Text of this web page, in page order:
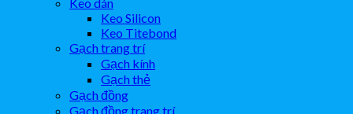
Keo Silicon
Keo Titebond
Gạch trang trí
Gạch kính
Gạch thẻ
Gạch đồng
Gạch đồng trang trí